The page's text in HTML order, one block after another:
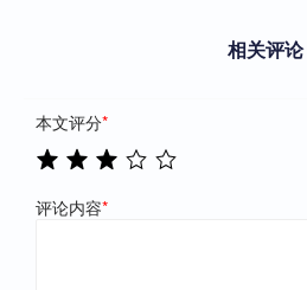
相关评论
本文评分*
评论内容*